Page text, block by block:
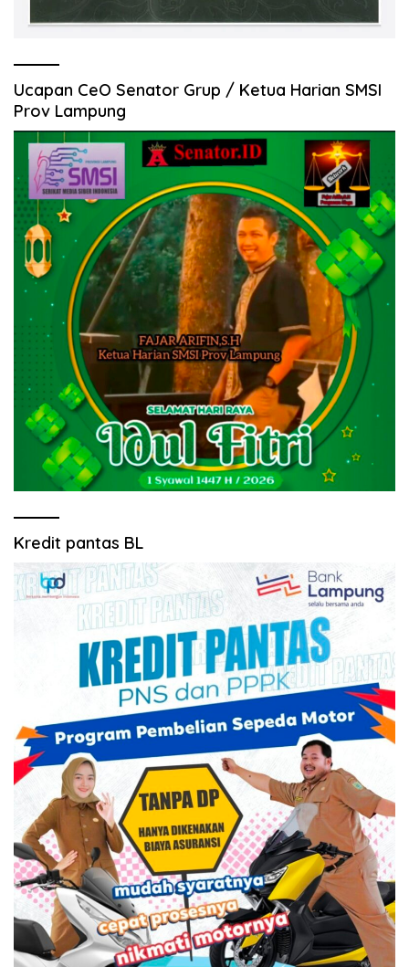
Ucapan CeO Senator Grup / Ketua Harian SMSI
Prov Lampung
Kredit pantas BL